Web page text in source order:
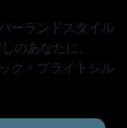
ーランドスタイル
のあなたに。